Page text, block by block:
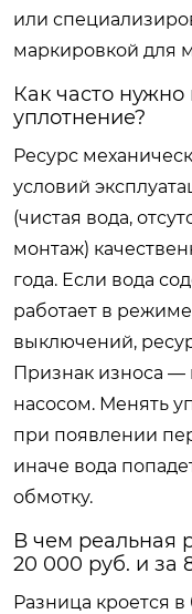
или
маркировкой для
Как часто
уплотнение?
Ресурс
условий
(чистая вода,
монтаж)
года. Если вода
работает в
выключений,
Признак износа —
насосом. Менять
при появлении
иначе вода
обмотку.
В чем реальная
20 000 руб. и за
Разница кроется в